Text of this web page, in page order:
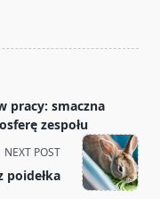
pracy: smaczna
zespołu
NEXT POST
poidełka